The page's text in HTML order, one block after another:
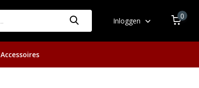
Inloggen
0
Accessoires